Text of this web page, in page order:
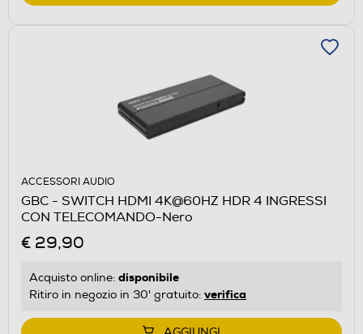
ACCESSORI AUDIO
GBC - SWITCH HDMI 4K@60HZ HDR 4 INGRESSI
CON TELECOMANDO-Nero
€ 29,90
Acquisto online: disponibile
Ritiro in negozio in 30' gratuito: verifica